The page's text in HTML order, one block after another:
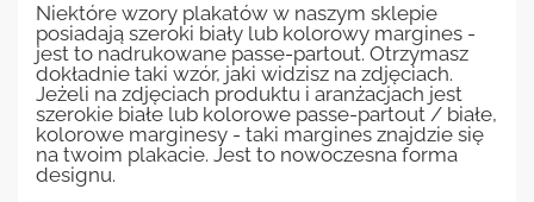
Niektóre wzory plakatów w naszym sklepie
posiadają szeroki biały lub kolorowy margines -
jest to nadrukowane passe-partout. Otrzymasz
dokładnie taki wzór, jaki widzisz na zdjęciach.
Jeżeli na zdjęciach produktu i aranżacjach jest
szerokie białe lub kolorowe passe-partout / białe,
kolorowe marginesy - taki margines znajdzie się
na twoim plakacie. Jest to nowoczesna forma
designu.